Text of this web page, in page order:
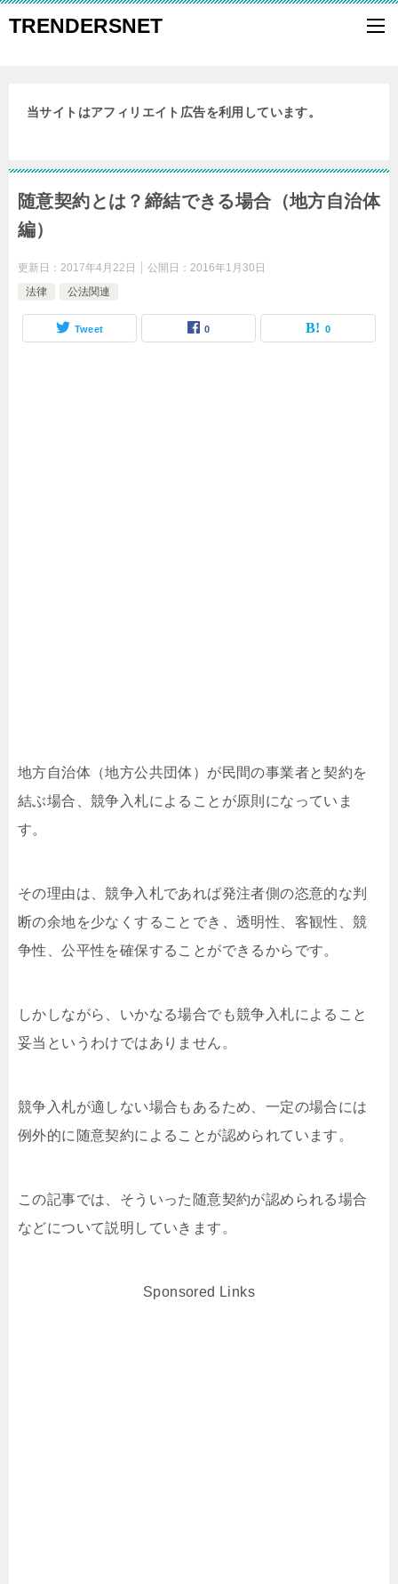
TRENDERSNET
当サイトはアフィリエイト広告を利用しています。
随意契約とは？締結できる場合（地方自治体
編）
更新日： 2017年4月22日 公開日： 2016年1月30日
法律
公法関連
Tweet 0 0
地方自治体（地方公共団体）が民間の事業者と契約を
結ぶ場合、競争入札によることが原則になっていま
す。
その理由は、競争入札であれば発注者側の恣意的な判
断の余地を少なくすることでき、透明性、客観性、競
争性、公平性を確保することができるからです。
しかしながら、いかなる場合でも競争入札によること
妥当というわけではありません。
競争入札が適しない場合もあるため、一定の場合には
例外的に随意契約によることが認められています。
この記事では、そういった随意契約が認められる場合
などについて説明していきます。
Sponsored Links